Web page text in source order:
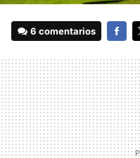
6 comentarios